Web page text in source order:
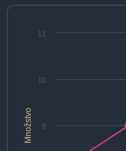
Množstvo 9
10
11